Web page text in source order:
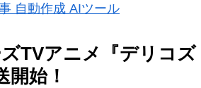
自動作成 AIツール
TVアニメ『デリコ
開始！